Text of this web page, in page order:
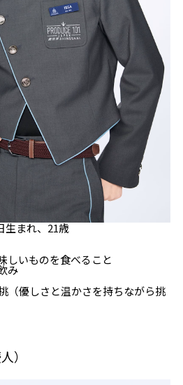
生まれ、21歳
しいものを食べること
み
（優しさと温かさを持ちながら挑
）